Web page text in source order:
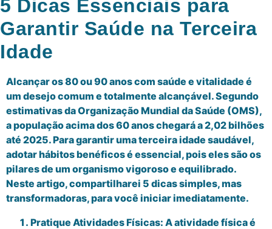
5 Dicas Essenciais para
Garantir Saúde na Terceira
Idade
Alcançar os 80 ou 90 anos com saúde e vitalidade é
um desejo comum e totalmente alcançável. Segundo
estimativas da Organização Mundial da Saúde (OMS),
a população acima dos 60 anos chegará a 2,02 bilhões
até 2025. Para garantir uma terceira idade saudável,
adotar hábitos benéficos é essencial, pois eles são os
pilares de um organismo vigoroso e equilibrado.
Neste artigo, compartilharei 5 dicas simples, mas
transformadoras, para você iniciar imediatamente.
Pratique Atividades Físicas: A atividade física é